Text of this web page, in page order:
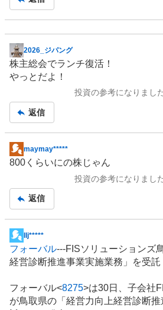
事
掲
示
板
2026_ジパング
株主総会でランチ復活！
やっとだよ！
投資の参考になりまし
返信
掲
示
事
maymay*****
800くらいにの株じゃん
投資の参考になりまし
返信
掲
示
板
事
​IIj*****
フォーバル---FISソリューションズ
経営診断推進事業実施業務」を受託
フォーバル<8275>は30日、子会社
が鳥取県の「経営力向上経営診断